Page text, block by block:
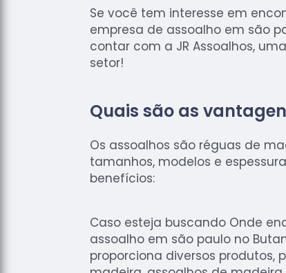
Se você tem interesse em
empresa de assoalho em são
contar com a JR Assoalhos,
setor!
Quais são as
Os assoalhos são réguas de
tamanhos, modelos e
benefícios:
Caso esteja buscando Onde
assoalho em são paulo no
proporciona diversos produtos,